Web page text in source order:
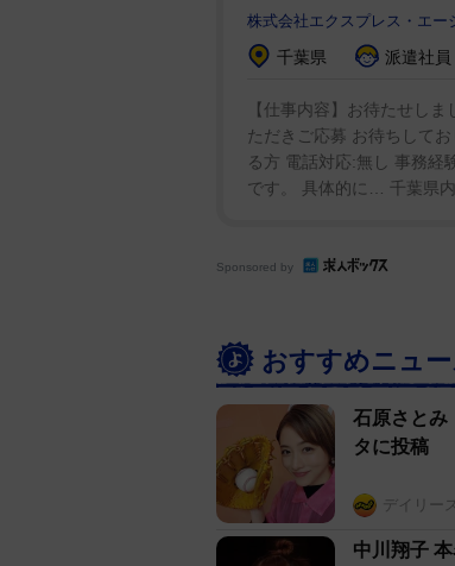
株式会社エクスプレス・エー
千葉県 派遣社
【仕事内容】お待たせし
ただきご応募 お待ちして
る方 電話対応:無し 事務
です。 具体的に… 千葉県
Sponsored by
おすすめニュー
石原さと
タに投稿
デイリー
中川翔子